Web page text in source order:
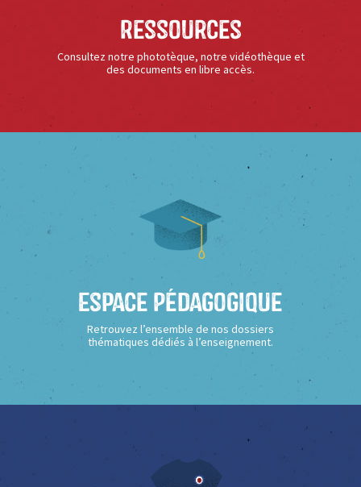
Ressources
Consultez notre phototèque, notre vidéothèque et
des documents en libre accès.
Espace Pédagogique
Retrouvez l’ensemble de nos dossiers
thématiques dédiés à l’enseignement.